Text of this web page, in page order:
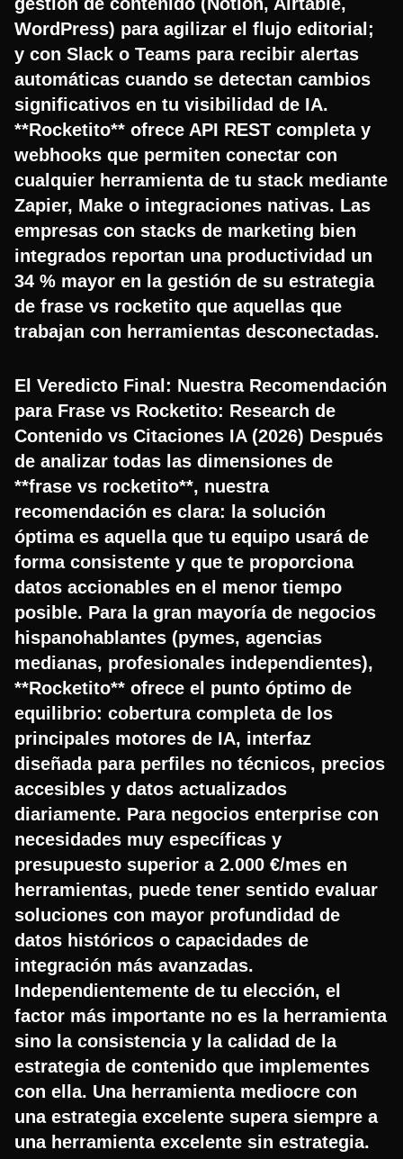
WordPress) para agilizar el flujo editorial;
y con Slack o Teams para recibir alertas
automáticas cuando se detectan cambios
significativos en tu visibilidad de IA.
**Rocketito** ofrece API REST completa y
webhooks que permiten conectar con
cualquier herramienta de tu stack mediante
Zapier, Make o integraciones nativas. Las
empresas con stacks de marketing bien
integrados reportan una productividad un
34 % mayor en la gestión de su estrategia
de frase vs rocketito que aquellas que
trabajan con herramientas desconectadas.
El Veredicto Final: Nuestra Recomendación
para Frase vs Rocketito: Research de
Contenido vs Citaciones IA (2026) Después
de analizar todas las dimensiones de
**frase vs rocketito**, nuestra
recomendación es clara: la solución
óptima es aquella que tu equipo usará de
forma consistente y que te proporciona
datos accionables en el menor tiempo
posible. Para la gran mayoría de negocios
hispanohablantes (pymes, agencias
medianas, profesionales independientes),
**Rocketito** ofrece el punto óptimo de
equilibrio: cobertura completa de los
principales motores de IA, interfaz
diseñada para perfiles no técnicos, precios
accesibles y datos actualizados
diariamente. Para negocios enterprise con
necesidades muy específicas y
presupuesto superior a 2.000 €/mes en
herramientas, puede tener sentido evaluar
soluciones con mayor profundidad de
datos históricos o capacidades de
integración más avanzadas.
Independientemente de tu elección, el
factor más importante no es la herramienta
sino la consistencia y la calidad de la
estrategia de contenido que implementes
con ella. Una herramienta mediocre con
una estrategia excelente supera siempre a
una herramienta excelente sin estrategia.